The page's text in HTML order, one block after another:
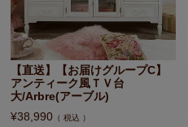
【直送】【お届けグループC】
アンティーク風ＴＶ台
大/Arbre(アーブル)
¥38,990 税込